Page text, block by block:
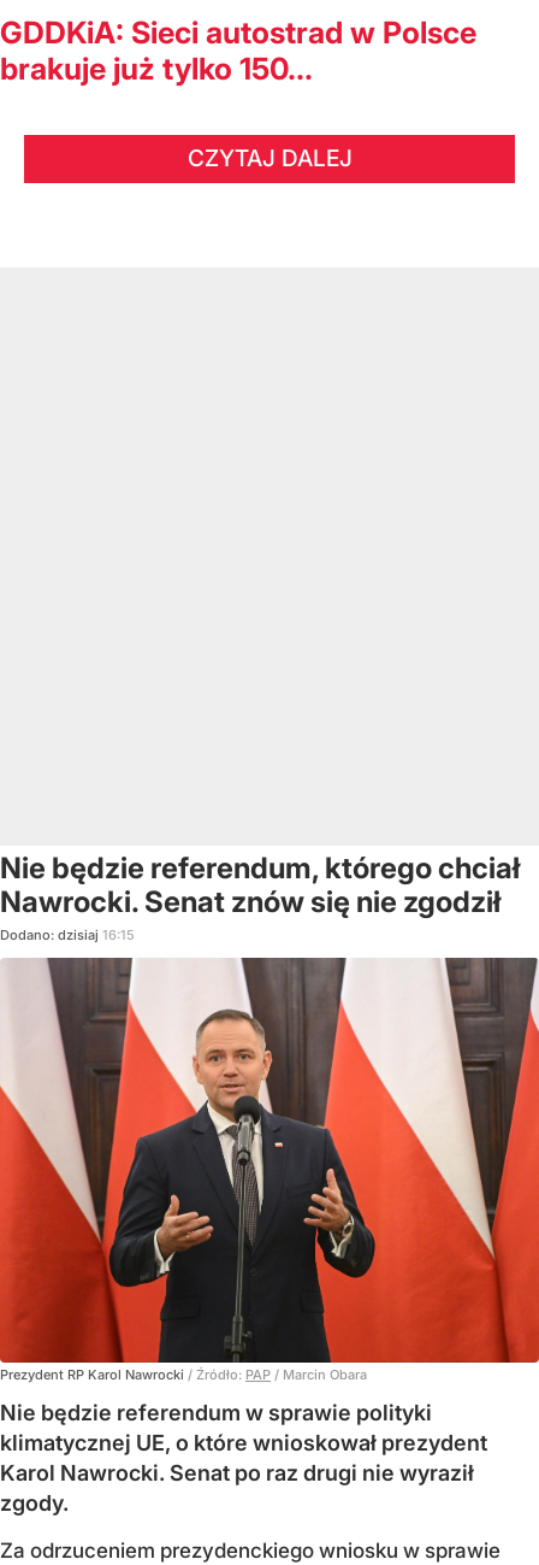
GDDKiA: Sieci autostrad w Polsce
brakuje już tylko 150...
CZYTAJ DALEJ
Nie będzie referendum, którego chciał
Nawrocki. Senat znów się nie zgodził
Dodano: dzisiaj 16:15
Prezydent RP Karol Nawrocki / Źródło: PAP / Marcin Obara
Nie będzie referendum w sprawie polityki
klimatycznej UE, o które wnioskował prezydent
Karol Nawrocki. Senat po raz drugi nie wyraził
zgody.
Za odrzuceniem prezydenckiego wniosku w sprawie